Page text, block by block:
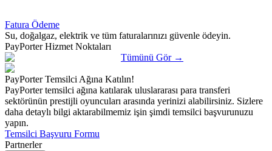
Fatura Ödeme
Su, doğalgaz, elektrik ve tüm faturalarınızı güvenle ödeyin.
PayPorter Hizmet Noktaları
Tümünü Gör→
PayPorter Temsilci Ağına Katılın!
PayPorter temsilci ağına katılarak uluslararası para transferi
sektörünün prestijli oyuncuları arasında yerinizi alabilirsiniz. Sizlere
daha detaylı bilgi aktarabilmemiz işin şimdi temsilci başvurunuzu
yapın.
Temsilci Başvuru Formu
Partnerler